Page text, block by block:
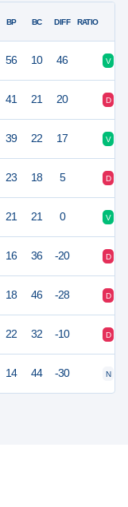
BP BC DIFF RATIO
56 10 46 V
41 21 20 D
39 22 17 V
23 18 5 D
21 21 0 V
16 36 -20 D
18 46 -28 D
22 32 -10 D
14 44 -30 N